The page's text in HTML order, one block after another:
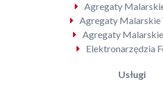
Agregaty
Agregaty Malarskie
Agregaty
Elektronarzędzia
Usługi